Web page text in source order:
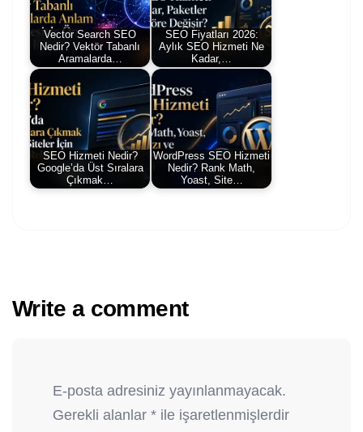
Vector Search SEO
Nedir? Vektör Tabanlı
Aramalarda…
SEO Fiyatları 2026:
Aylık SEO Hizmeti Ne
Kadar,…
SEO Hizmeti Nedir?
Google’da Üst Sıralara
Çıkmak…
WordPress SEO Hizmeti
Nedir? Rank Math,
Yoast, Site…
Write a comment
E-posta adresiniz yayınlanmayacak.
Gerekli alanlar * ile işaretlenmişlerdir